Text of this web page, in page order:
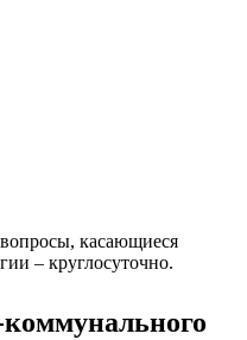
касающиеся
– круглосуточно.